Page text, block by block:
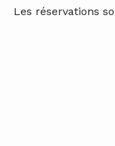
Les réservations